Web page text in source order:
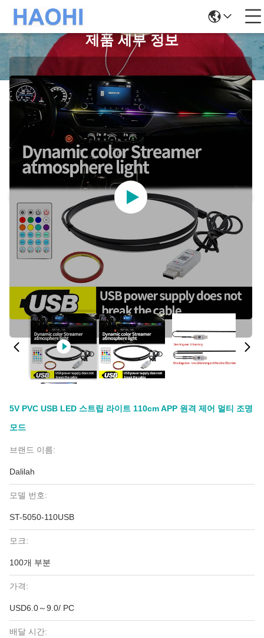
제품 세부 정보
5V PVC USB LED 스트립 라이트 110cm APP 원격 제어 멀티 조명
모드
브랜드 이름:
Dalilah
모델 번호:
ST-5050-110USB
모크:
100개 부분
가격:
USD6.0～9.0/ PC
배달 시간: